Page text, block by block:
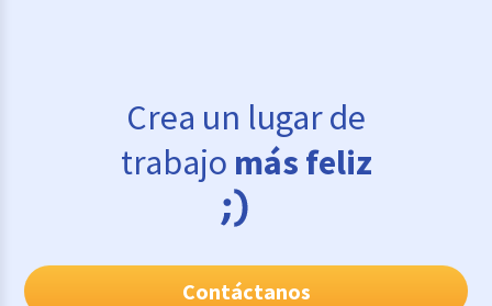
Crea un lugar de
trabajo más feliz
Contáctanos